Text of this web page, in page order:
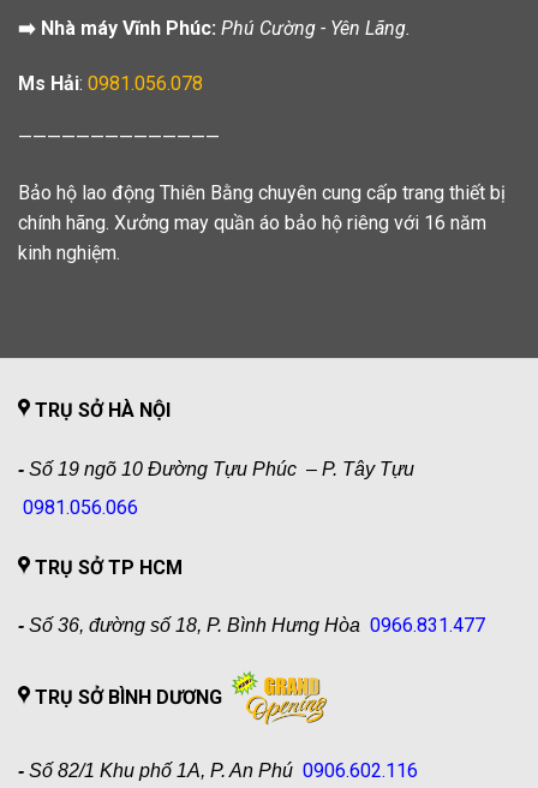
➡️ Nhà máy Vĩnh Phúc: Phú Cường - Yên Lãng.
Ms Hải: 0981.056.078
——————————————
Bảo hộ lao động Thiên Bằng chuyên cung cấp trang thiết bị
chính hãng. Xưởng may quần áo bảo hộ riêng với 16 năm
kinh nghiệm.
TRỤ SỞ HÀ NỘI
- Số 19 ngõ 10 Đường Tựu Phúc – P. Tây Tựu
0981.056.066
TRỤ SỞ TP HCM
- Số 36, đường số 18, P. Bình Hưng Hòa 0966.831.477
TRỤ SỞ BÌNH DƯƠNG
- Số 82/1 Khu phố 1A, P. An Phú 0906.602.116